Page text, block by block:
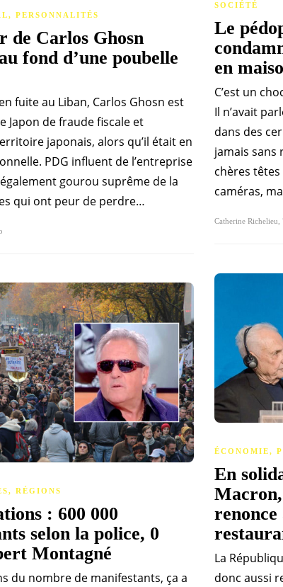
, PERSONNALITÉS
de Carlos Ghosn
fond d’une poubelle
fuite au Liban, Carlos Ghosn est
Japon de fraude fiscale et
japonais, alors qu’il était en
PDG influent de l’entreprise
gourou suprême de la
qui ont peur de perdre…
SOCIÉTÉ
Le
en
C’est un
Il n’avait
dans des
jamais sans
chères
caméras,
Catherine Richelieu
ÉCONOMIE,
En
renonce
La
donc aussi
, RÉGIONS
: 600 000
selon la police, 0
Montagné
du nombre de manifestants, ça a